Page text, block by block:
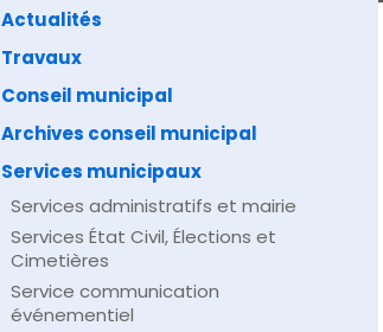
Actualités
Travaux
Conseil municipal
Archives conseil municipal
Services municipaux
Services administratifs et mairie
Services État Civil, Élections et
Cimetières
Service communication
événementiel